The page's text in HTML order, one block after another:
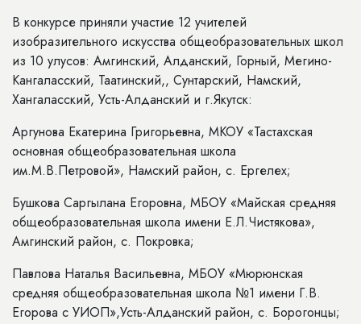
В конкурсе приняли участие 12 учителей
изобразительного искусства общеобразовательных школ
из 10 улусов: Амгинский, Алданский, Горный, Мегино-
Кангаласский, Таатинский,, Сунтарский, Намский,
Хангаласский, Усть-Алданский и г.Якутск:
Аргунова Екатерина Григорьевна, МКОУ «Тастахская
основная общеобразовательная школа
им.М.В.Петровой», Намский район, с. Ергелех;
Бушкова Саргылана Егоровна, МБОУ «Майская средняя
общеобразовательная школа имени Е.Л.Чистякова»,
Амгинский район, с. Покровка;
Павлова Наталья Васильевна, МБОУ «Мюрюнская
средняя общеобразовательная школа №1 имени Г.В.
Егорова с УИОП»,Усть-Алданский район, с. Борогонцы;